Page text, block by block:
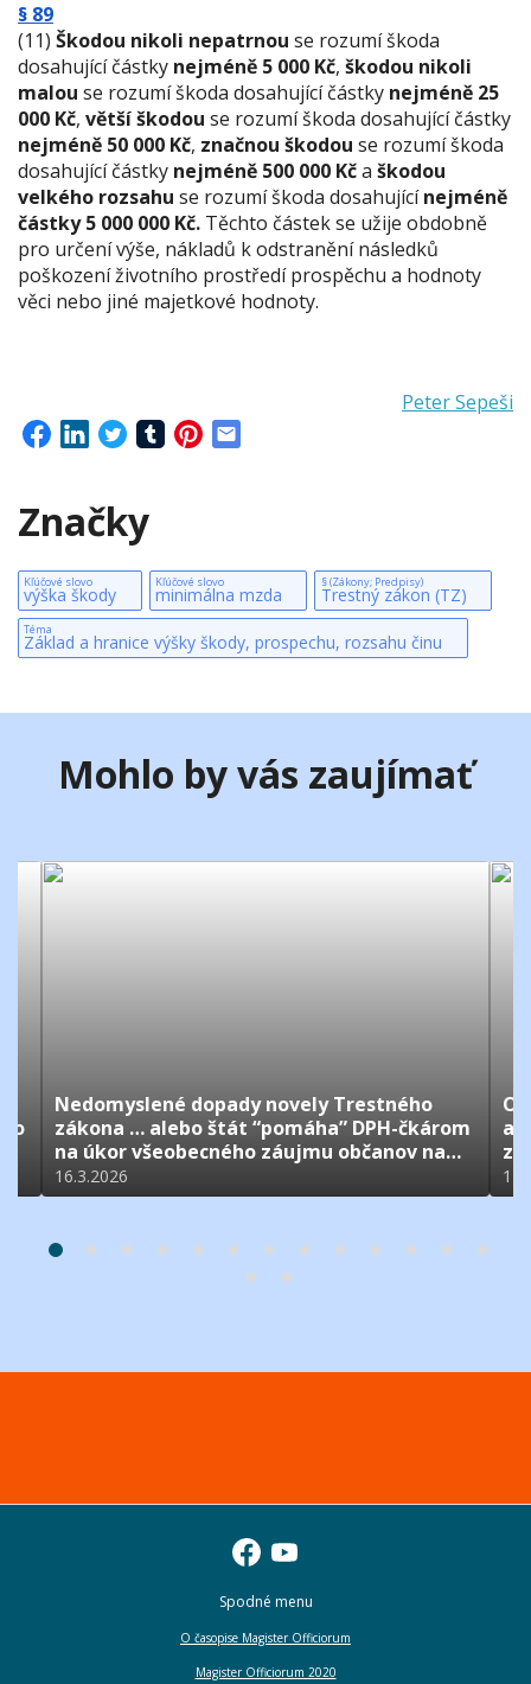
§ 89
(11) Škodou nikoli nepatrnou se rozumí škoda
dosahující částky nejméně 5 000 Kč, škodou nikoli
malou se rozumí škoda dosahující částky nejméně 25
000 Kč, větší škodou se rozumí škoda dosahující částky
nejméně 50 000 Kč, značnou škodou se rozumí škoda
dosahující částky nejméně 500 000 Kča škodou
velkého rozsahu se rozumí škoda dosahujícínejméně
částky 5 000 000 Kč. Těchto částek se užije obdobně
pro určení výše, nákladů k odstranění následků
poškození životního prostředí prospěchu a hodnoty
věci nebo jiné majetkové hodnoty.
Peter Sepeši
Značky
Kľúčové slovo
výška škody
Kľúčové slovo
minimálna mzda
§ (Zákony; Predpisy)
Trestný zákon (TZ)
Téma
Základ a hranice výšky škody, prospechu, rozsahu činu
Mohlo by vás zaujímať
Nedomyslené dopady novely Trestného
zákona … alebo štát “pomáha” DPH-čkárom
na úkor všeobecného záujmu občanov na
ochrane verejných rozpočtov ?
16.3.2026
Spodné menu
O časopise Magister Officiorum
Magister Officiorum 2020